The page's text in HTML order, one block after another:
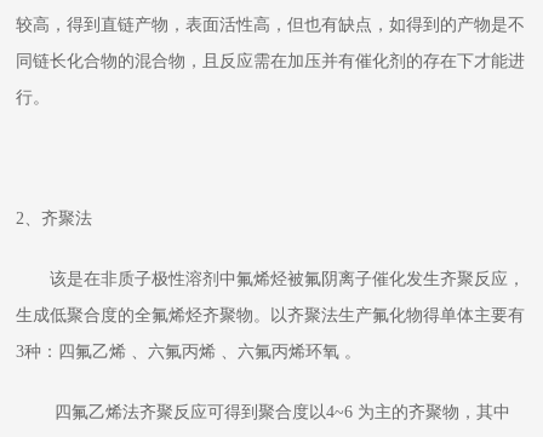
较高，得到直链产物，表面活性高，但也有缺点，如得到的产物是不
同链长化合物的混合物，且反应需在加压并有催化剂的存在下才能进
行。
2、齐聚法
该是在非质子极性溶剂中氟烯烃被氟阴离子催化发生齐聚反应，
生成低聚合度的全氟烯烃齐聚物。以齐聚法生产氟化物得单体主要有
3种：四氟乙烯 、六氟丙烯 、六氟丙烯环氧 。
四氟乙烯法齐聚反应可得到聚合度以4~6 为主的齐聚物，其中